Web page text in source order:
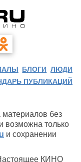
БЛОГИ ЛЮДИ
ПУБЛИКАЦИЙ
материалов без
возможна только
и сохранении
КИНО